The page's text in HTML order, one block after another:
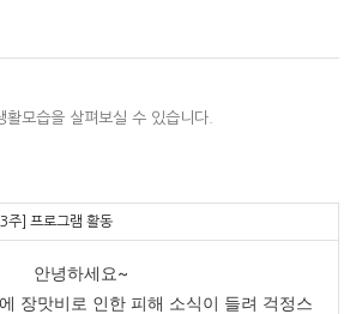
모습을 살펴보실 수 있습니다.
주] 프로그램 활동
안녕하세요~
장맛비로 인한 피해 소식이 들려 걱정스